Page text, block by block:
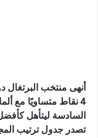
أنهى منتخب البرتغال
4 نقاط متساويًا مع
تصدر جدول ترتيب